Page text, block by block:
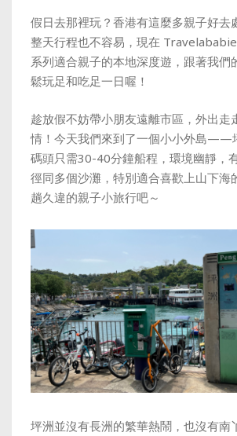
假日去那裡玩？香港有這麼多親子好去
整天行程也不容易，現在
系列適合親子的本地深度遊，跟著我們
鬆玩足和吃足一日喔！
趁放假不妨帶小朋友遠離市區，外出走
情！今天我們來到了一個小小外島——
碼頭只需30-40分鐘船程，環境幽靜，
徑同多個沙灘，特別適合喜歡上山下海
趟久違的親子小旅行吧～
坪洲並沒有長洲的繁華熱鬧，也沒有南